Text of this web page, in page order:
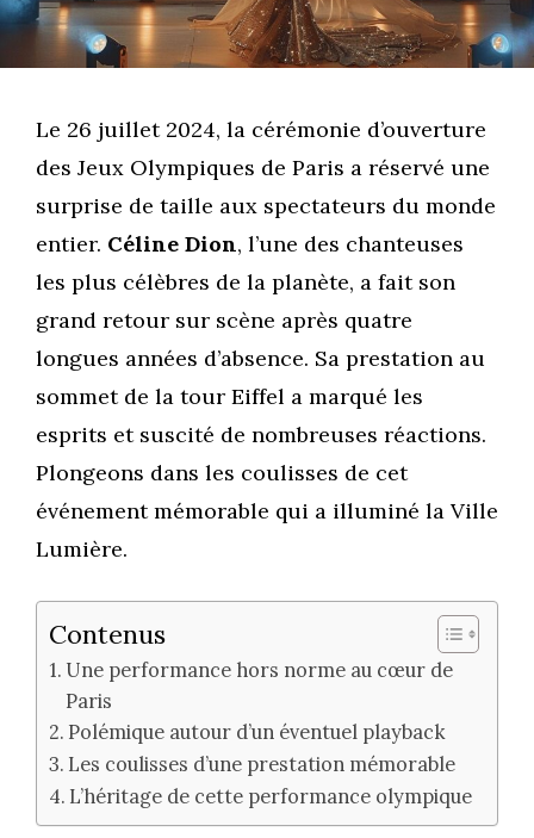
Le 26 juillet 2024, la cérémonie d’ouverture
des Jeux Olympiques de Paris a réservé une
surprise de taille aux spectateurs du monde
entier. Céline Dion, l’une des chanteuses
les plus célèbres de la planète, a fait son
grand retour sur scène après quatre
longues années d’absence. Sa prestation au
sommet de la tour Eiffel a marqué les
esprits et suscité de nombreuses réactions.
Plongeons dans les coulisses de cet
événement mémorable qui a illuminé la Ville
Lumière.
Contenus
Une performance hors norme au cœur de
Paris
Polémique autour d’un éventuel playback
Les coulisses d’une prestation mémorable
L’héritage de cette performance olympique